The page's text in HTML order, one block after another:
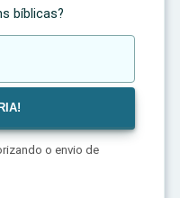
bíblicas?
o envio de